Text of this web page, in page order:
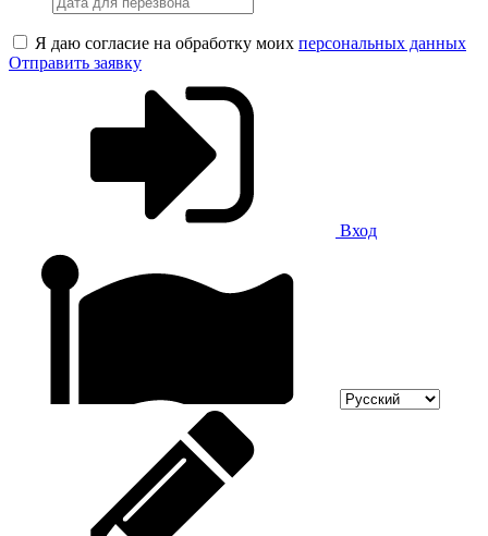
Я даю согласие на обработку моих персональных данных
Отправить заявку
Вход